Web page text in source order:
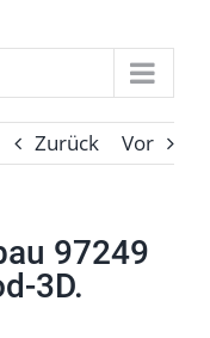
Zurück Vor
97249
3D.